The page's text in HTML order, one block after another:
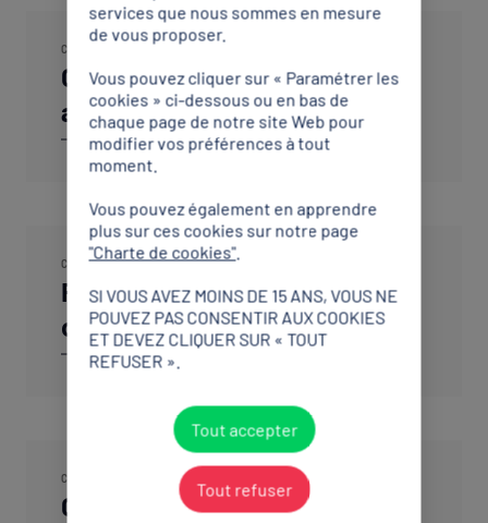
CONCILIATION 28 JUIN 2026
Contestation des décisions
arbitrales
Lire aussi
CONCILIATION 28 JUIN 2026
Responsabilité objective des
clubs
Lire aussi
CONCILIATION 28 JUIN 2026
Contrôle de gestion des clubs
services que nous sommes en mesure
de vous proposer.
Vous pouvez cliquer sur « Paramétrer les
cookies » ci-dessous ou en bas de
chaque page de notre site Web pour
modifier vos préférences à tout
moment.
Vous pouvez également en apprendre
plus sur ces cookies sur notre page
"Charte de cookies".
SI VOUS AVEZ MOINS DE 15 ANS, VOUS NE
POUVEZ PAS CONSENTIR AUX COOKIES
ET DEVEZ CLIQUER SUR « TOUT
REFUSER ».
Tout accepter
Tout refuser